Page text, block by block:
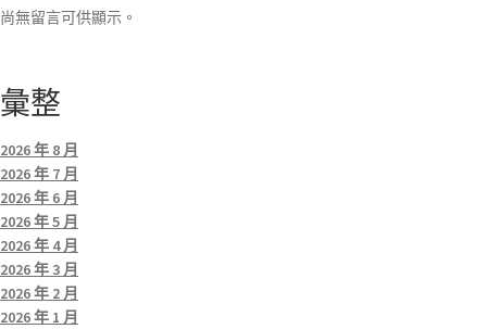
尚無留言可供顯示。
彙整
2026 年 8 月
2026 年 7 月
2026 年 6 月
2026 年 5 月
2026 年 4 月
2026 年 3 月
2026 年 2 月
2026 年 1 月